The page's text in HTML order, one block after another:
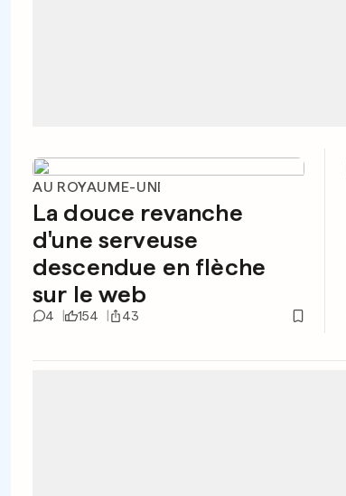
AU ROYAUME-UNI
La douce revanche
d'une serveuse
descendue en flèche
sur le web
4 154 43